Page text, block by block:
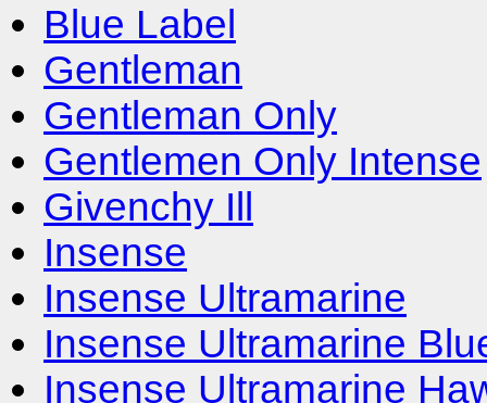
Blue Label
Gentleman
Gentleman Only
Gentlemen Only Intense
Givenchy Ill
Insense
Insense Ultramarine
Insense Ultramarine
Insense Ultramarine